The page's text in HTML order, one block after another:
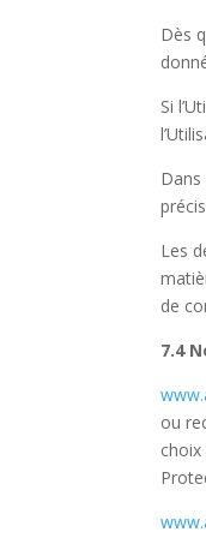
Dès
Si
Les
de
7.4
ou